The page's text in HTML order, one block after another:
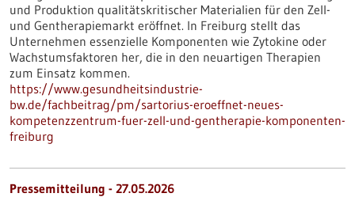
und Produktion qualitätskritischer Materialien für den Zell-
und Gentherapiemarkt eröffnet. In Freiburg stellt das
Unternehmen essenzielle Komponenten wie Zytokine oder
Wachstumsfaktoren her, die in den neuartigen Therapien
zum Einsatz kommen.
https://www.gesundheitsindustrie-
bw.de/fachbeitrag/pm/sartorius-eroeffnet-neues-
kompetenzzentrum-fuer-zell-und-gentherapie-komponenten-
freiburg
Pressemitteilung - 27.05.2026